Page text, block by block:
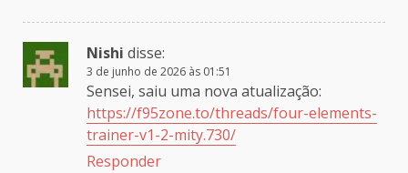
Nishi disse:
3 de junho de 2026 às 01:51
Sensei, saiu uma nova atualização:
https://f95zone.to/threads/four-elements-
trainer-v1-2-mity.730/
Responder